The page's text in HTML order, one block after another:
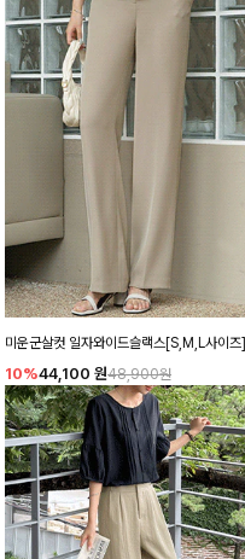
미운군살컷 일자와이드슬랙스[S,M,L사이즈]
10%44,100 원48,900원